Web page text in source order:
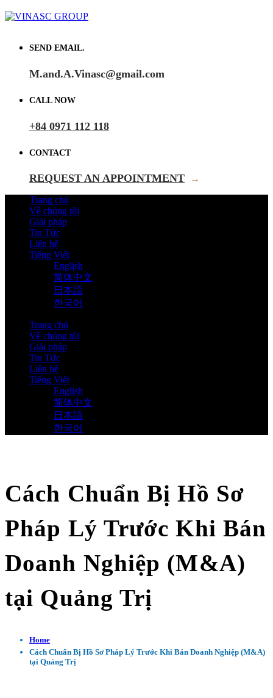
SEND EMAIL.
M.and.A.Vinasc@gmail.com
CALL NOW
+84 0971 112 118
CONTACT
REQUEST AN APPOINTMENT →
Trang chủ
Về chúng tôi
Giải pháp
Tin Tức
Liên hệ
Tiếng Việt
English
简体中文
日本語
한국어
Trang chủ
Về chúng tôi
Giải pháp
Tin Tức
Liên hệ
Tiếng Việt
English
简体中文
日本語
한국어
Cách Chuẩn Bị Hồ Sơ
Pháp Lý Trước Khi Bán
Doanh Nghiệp (M&A)
tại Quảng Trị
Home
Cách Chuẩn Bị Hồ Sơ Pháp Lý Trước Khi Bán Doanh Nghiệp (M&A)
tại Quảng Trị